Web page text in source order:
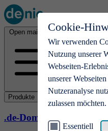
Cookie-
Wir verwenden
Nutzung unserer
Webseiten-
unserer
Nutzeranalyse
zulassen möchten.
Essentiell
Open main menu
Produkte
.de-Domains